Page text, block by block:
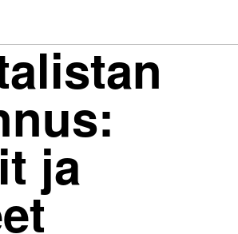
ja